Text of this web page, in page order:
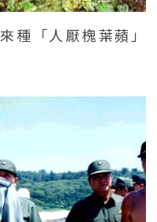
種「人厭槐葉蘋」